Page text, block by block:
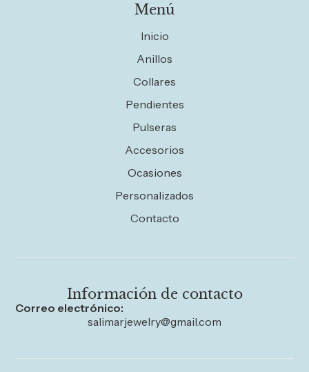
Menú
Inicio
Anillos
Collares
Pendientes
Pulseras
Accesorios
Ocasiones
Personalizados
Contacto
Información de contacto
Correo electrónico:
salimarjewelry@gmail.com